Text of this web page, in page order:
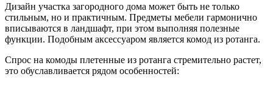
Дизайн участка загородного дома может быть не только
стильным, но и практичным. Предметы мебели гармонично
вписываются в ландшафт, при этом выполняя полезные
функции. Подобным аксессуаром является комод из ротанга.
Спрос на комоды плетенные из ротанга стремительно растет,
это обуславливается рядом особенностей: